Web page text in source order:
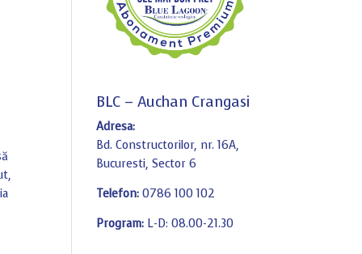
BLC – Auchan Crangasi
Adresa:
Bd. Constructorilor, nr. 16A,
Bucuresti, Sector 6
Telefon:0786 100 102
Program: L-D: 08.00-21.30